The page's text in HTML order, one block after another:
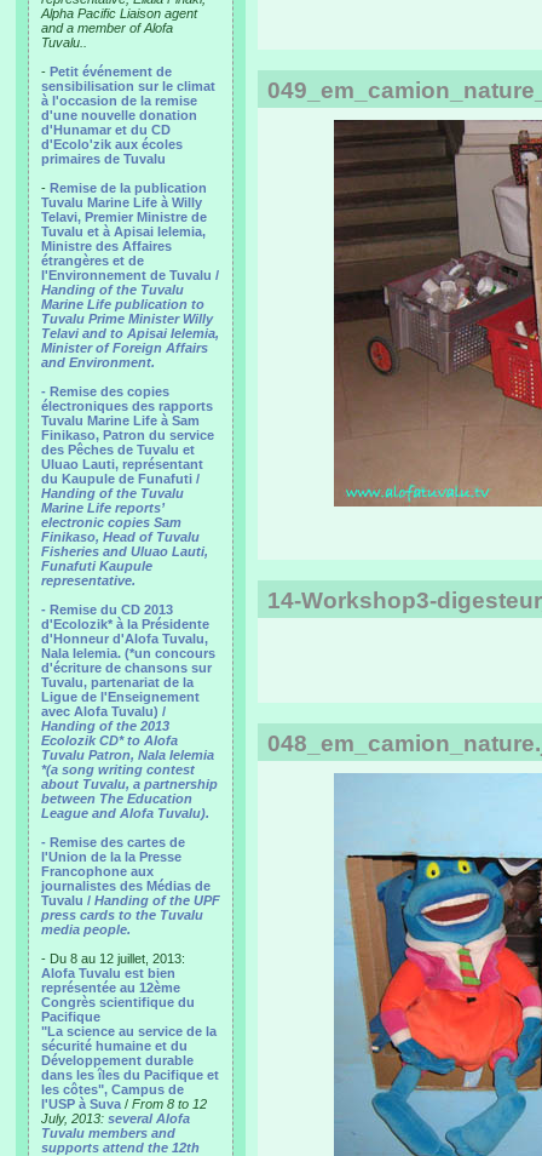
Alpha Pacific Liaison agent
and a member of Alofa
Tuvalu..
- Petit événement de
sensibilisation sur le climat
à l'occasion de la remise
d'une nouvelle donation
d'Hunamar et du CD
d'Ecolo'zik aux écoles
primaires de Tuvalu
- Remise de la publication
Tuvalu Marine Life à Willy
Telavi, Premier Ministre de
Tuvalu et à Apisai Ielemia,
Ministre des Affaires
étrangères et de
l'Environnement de Tuvalu /
Handing of the Tuvalu
Marine Life publication to
Tuvalu Prime Minister Willy
Telavi and to Apisai Ielemia,
Minister of Foreign Affairs
and Environment.
- Remise des copies
électroniques des rapports
Tuvalu Marine Life à Sam
Finikaso, Patron du service
des Pêches de Tuvalu et
Uluao Lauti, représentant
du Kaupule de Funafuti /
Handing of the Tuvalu
Marine Life reports’
electronic copies Sam
Finikaso, Head of Tuvalu
Fisheries and Uluao Lauti,
Funafuti Kaupule
representative.
- Remise du CD 2013
d'Ecolozik* à la Présidente
d'Honneur d'Alofa Tuvalu,
Nala Ielemia. (*un concours
d'écriture de chansons sur
Tuvalu, partenariat de la
Ligue de l'Enseignement
avec Alofa Tuvalu) /
Handing of the 2013
Ecolozik CD* to Alofa
Tuvalu Patron, Nala Ielemia
*(a song writing contest
about Tuvalu, a partnership
between The Education
League and Alofa Tuvalu).
- Remise des cartes de
l'Union de la la Presse
Francophone aux
journalistes des Médias de
Tuvalu / Handing of the UPF
press cards to the Tuvalu
media people.
- Du 8 au 12 juillet, 2013:
Alofa Tuvalu est bien
représentée au 12ème
Congrès scientifique du
Pacifique
"La science au service de la
sécurité humaine et du
Développement durable
dans les îles du Pacifique et
les côtes", Campus de
l'USP à Suva / From 8 to 12
July, 2013: several Alofa
Tuvalu members and
supports attend the 12th
14-Workshop3-